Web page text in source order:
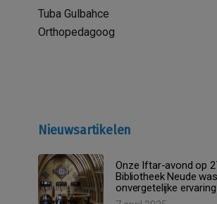
Tuba Gulbahce
Orthopedagoog
Nieuwsartikelen
Onze Iftar-avond op
Bibliotheek Neude
onvergetelijke